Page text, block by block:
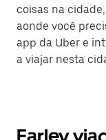
coisas na
aonde você
app da Uber e
a viajar nesta